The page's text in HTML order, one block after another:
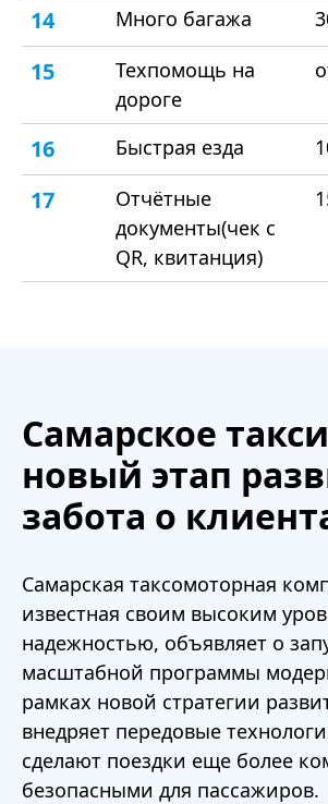
14 Много багажа
15
Техпомощь на
дороге
16 Быстрая езда
17
Отчётные
документы(чек с
QR, квитанция)
Самарское
новый этап
забота о
Самарская таксомоторная
известная своим высоким
надежностью, объявляет о
масштабной программы
рамках новой стратегии
внедряет передовые
сделают поездки еще более
безопасными для пассажиров.